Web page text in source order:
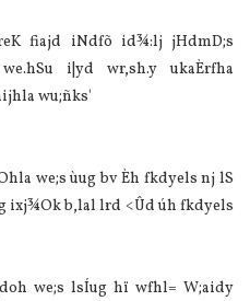
fiajd iNdfõ id¾:lj jHdmD;s
i|yd wr,sh.y ukaÈrfha
wu;ñks'
we;s ùug bv Èh fkdyels nj lS
ixj¾Ok b,lal lrd <Ûd úh fkdyels
we;s lsÍug hï wfhl= W;aidy